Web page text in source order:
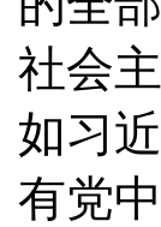
社会
如习
有党